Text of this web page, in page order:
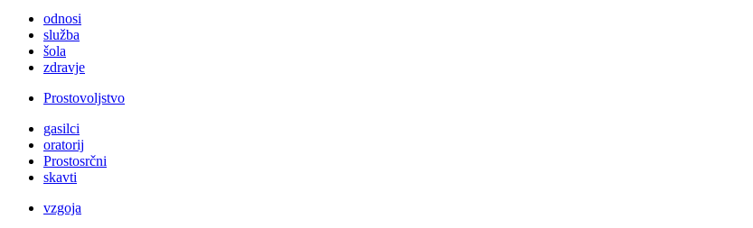
odnosi
služba
šola
zdravje
Prostovoljstvo
gasilci
oratorij
Prostosrčni
skavti
vzgoja